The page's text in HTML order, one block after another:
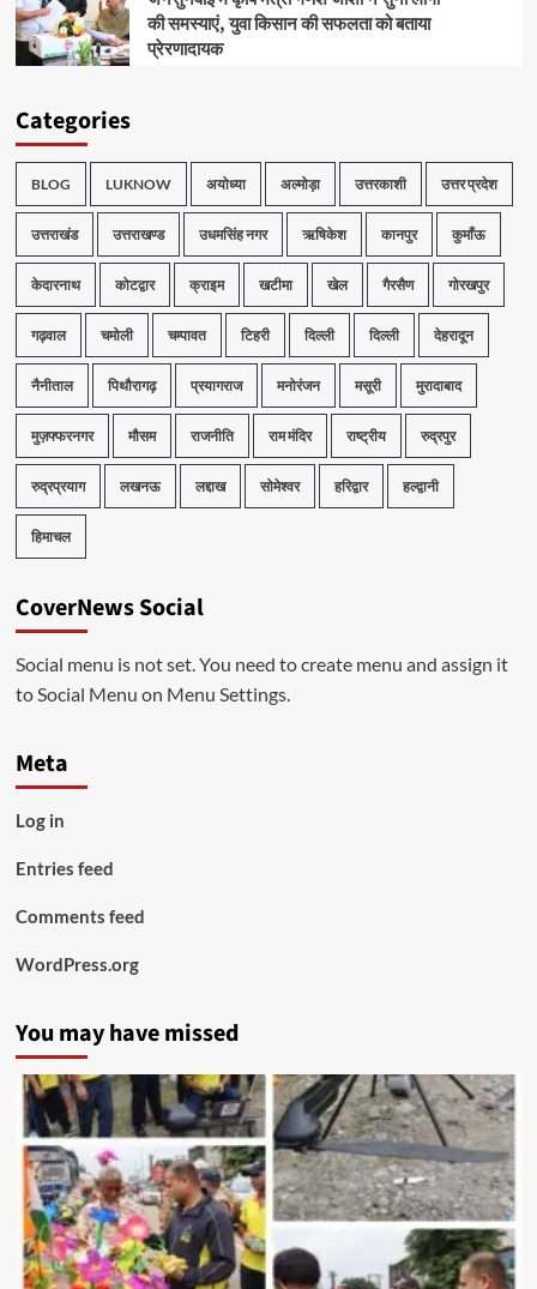
की समस्याएं, युवा किसान की सफलता को बताया
प्रेरणादायक
Categories
BLOG LUKNOW अयोध्या अल्मोड़ा उत्तरकाशी उत्तर प्रदेश
उत्तराखंड उत्तराखण्ड उधमसिंह नगर ऋषिकेश कानपुर कुमाँऊ
केदारनाथ कोटद्वार क्राइम खटीमा खेल गैरसैण गोरखपुर
गढ़वाल चमोली चम्पावत टिहरी दिल्ली दिल्ली देहरादून
नैनीताल पिथौरागढ़ प्रयागराज मनोरंजन मसूरी मुरादाबाद
मुज़फ्फरनगर मौसम राजनीति राम मंदिर राष्ट्रीय रुद्रपुर
रुद्रप्रयाग लखनऊ लद्दाख सोमेश्वर हरिद्वार हल्द्वानी
हिमाचल
CoverNews Social
Social menu is not set. You need to create menu and assign it
to Social Menu on Menu Settings.
Meta
Log in
Entries feed
Comments feed
WordPress.org
You may have missed